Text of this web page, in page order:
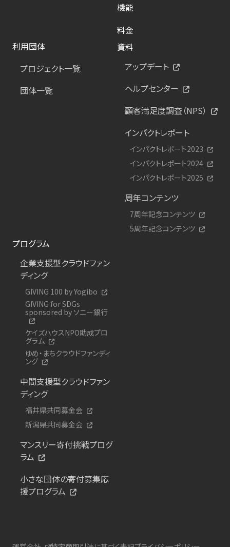
機能
料金
利用団体
プロジェクト一覧
団体一覧
資料
アップデート
ヘルプセンター
顧客満足度調査（NPS）
インパクトレポート
インパクトレポート2023
インパクトレポート2024
インパクトレポート2025
周年コンテンツ
7周年記念コンテンツ
5周年記念コンテンツ
プログラム
企業支援型クラウドファン
ディング
GIVING 100 by Yogibo
GIVING for SDGs
sponsored by ソニー銀行
ケイズハウスNPO助成プロ
グラム
ゆめ・まちクラウドファンディ
ング
中間支援型クラウドファン
ディング
福井県共同募金会
新潟県共同募金会
マンスリー寄付挑戦プログ
ラム
小さな団体の寄付募集応
援プログラム